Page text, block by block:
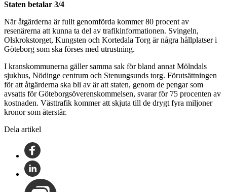
Staten betalar 3/4
När åtgärderna är fullt genomförda kommer 80 procent av
resenärerna att kunna ta del av trafikinformationen. Svingeln,
Olskrokstorget, Kungsten och Kortedala Torg är några hållplatser i
Göteborg som ska förses med utrustning.
I kranskommunerna gäller samma sak för bland annat Mölndals
sjukhus, Nödinge centrum och Stenungsunds torg. Förutsättningen
för att åtgärderna ska bli av är att staten, genom de pengar som
avsatts för Göteborgsöverenskommelsen, svarar för 75 procenten av
kostnaden. Västtrafik kommer att skjuta till de drygt fyra miljoner
kronor som återstår.
Dela artikel